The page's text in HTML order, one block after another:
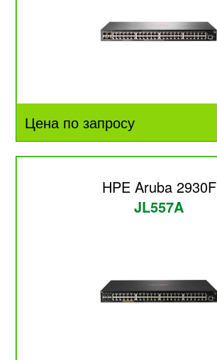
Цена по запросу
HPE Aruba 2930F
JL557A